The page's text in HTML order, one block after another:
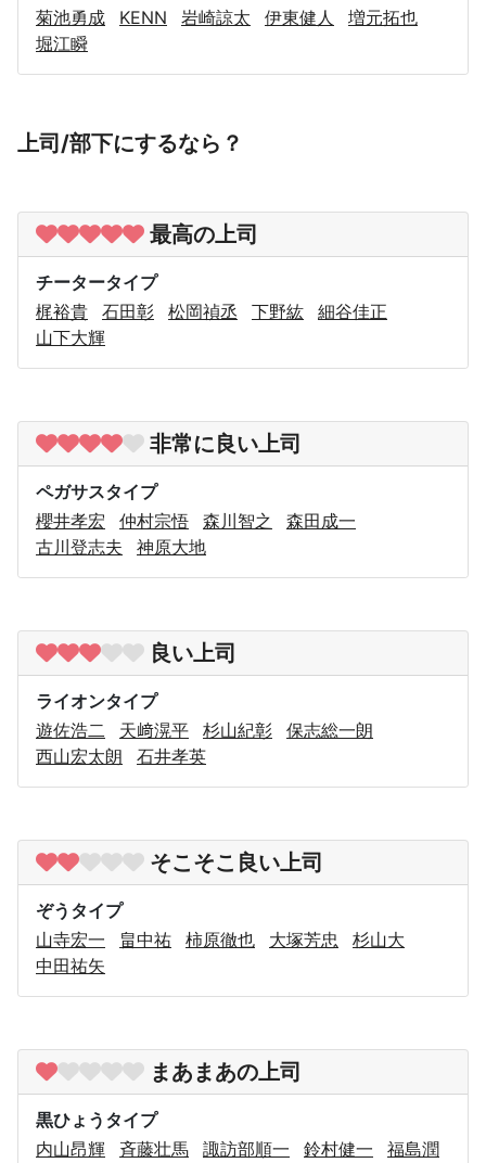
菊池勇成
KENN 岩崎諒太 伊東健人
増元拓也
堀江瞬
上司/部下にするなら？
最高の上司
チータータイプ
梶裕貴
石田彰 松岡禎丞 下野紘
細谷佳正
山下大輝
非常に良い上司
ペガサスタイプ
櫻井孝宏
仲村宗悟 森川智之
森田成一
古川登志夫
神原大地
良い上司
ライオンタイプ
遊佐浩二
天﨑滉平 杉山紀彰
保志総一朗
西山宏太朗
石井孝英
そこそこ良い上司
ぞうタイプ
山寺宏一
畠中祐 柿原徹也 大塚芳忠
杉山大
中田祐矢
まあまあの上司
黒ひょうタイプ
内山昂輝
斉藤壮馬 諏訪部順一 鈴村健一
福島潤